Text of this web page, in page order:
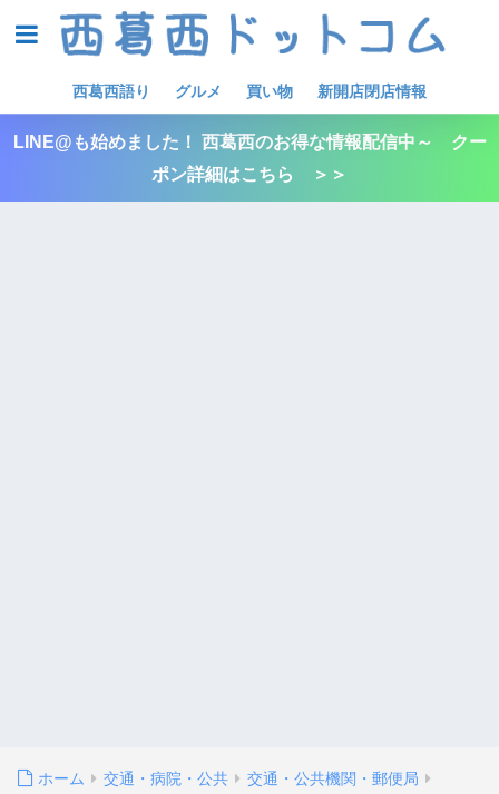
西葛西語り グルメ 買い物 新開店閉店情報
LINE@も始めました！ 西葛西のお得な情報配信中～ クー
ポン詳細はこちら ＞＞
ホーム 交通・病院・公共 交通・公共機関・郵便局